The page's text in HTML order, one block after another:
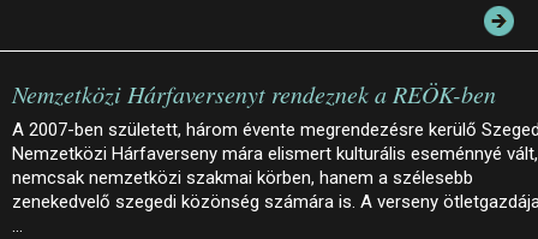
Nemzetközi Hárfaversenyt rendeznek a REÖK-ben
A 2007-ben született, három évente megrendezésre kerülő
Nemzetközi Hárfaverseny mára elismert kulturális eseménnyé vált,
nemcsak nemzetközi szakmai körben, hanem a szélesebb
zenekedvelő szegedi közönség számára is. A verseny
…